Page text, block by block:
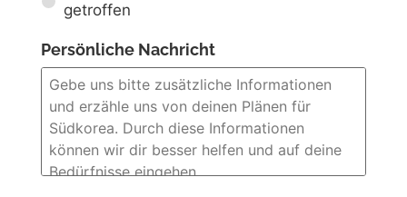
getroffen
Persönliche Nachricht